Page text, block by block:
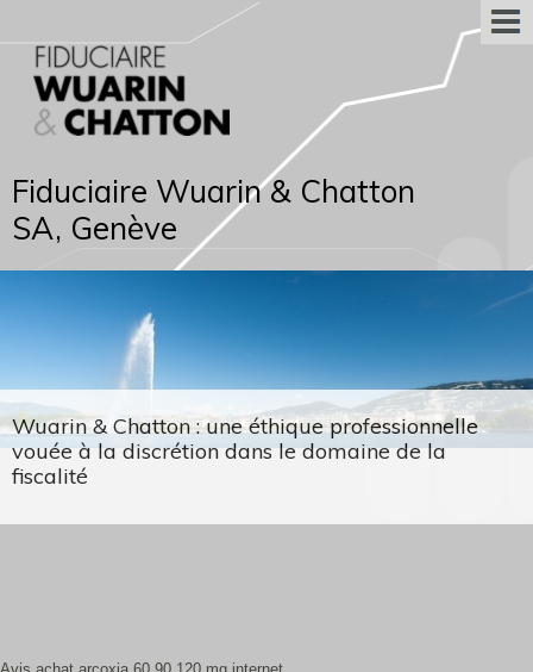
Fiduciaire Wuarin & Chatton
SA, Genève
Wuarin & Chatton : une éthique professionnelle
vouée à la discrétion dans le domaine de la
fiscalité